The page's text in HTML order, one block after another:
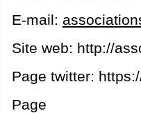
E-mail:
Site web: http://
Page twitter:
Page